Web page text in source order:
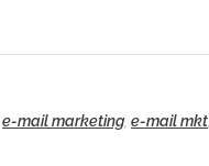
e-mail marketing, e-mail mkt